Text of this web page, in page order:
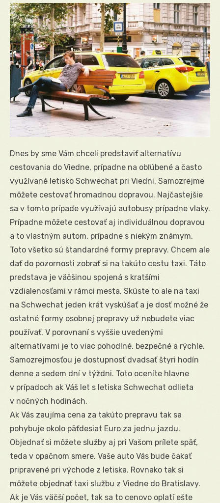
Dnes by sme Vám chceli predstaviť alternatívu
cestovania do Viedne, prípadne na obľúbené a často
využívané letisko Schwechat pri Viedni. Samozrejme
môžete cestovať hromadnou dopravou. Najčastejšie
sa v tomto prípade využívajú autobusy prípadne vlaky.
Prípadne môžete cestovať aj individuálnou dopravou
a to vlastným autom, prípadne s niekým známym.
Toto všetko sú štandardné formy prepravy. Chcem ale
dať do pozornosti zobrať si na takúto cestu taxi. Táto
predstava je väčšinou spojená s kratšími
vzdialenosťami v rámci mesta. Skúste to ale na taxi
na Schwechat jeden krát vyskúšať a je dosť možné že
ostatné formy osobnej prepravy už nebudete viac
používať. V porovnaní s vyššie uvedenými
alternatívami je to viac pohodlné, bezpečné a rýchle.
Samozrejmosťou je dostupnosť dvadsať štyri hodín
denne a sedem dní v týždni. Toto oceníte hlavne
v prípadoch ak Váš let s letiska Schwechat odlieta
v nočných hodinách.
Ak Vás zaujíma cena za takúto prepravu tak sa
pohybuje okolo päťdesiat Euro za jednu jazdu.
Objednať si môžete služby aj pri Vašom prílete späť,
teda v opačnom smere. Vaše auto Vás bude čakať
pripravené pri východe z letiska. Rovnako tak si
môžete objednať taxi službu z Viedne do Bratislavy.
Ak je Vás väčší počet, tak sa to cenovo oplatí ešte